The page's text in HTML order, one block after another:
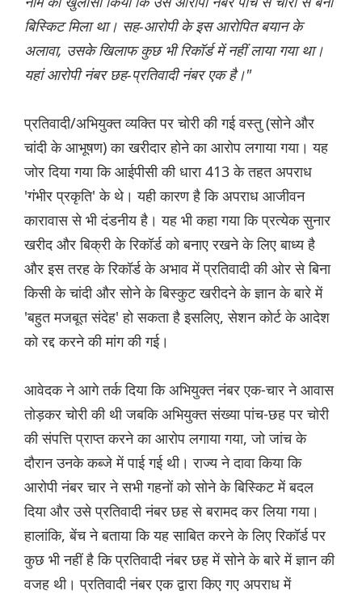
बिस्किट मिला था। सह-आरोपी के इस आरोपित बयान के
अलावा, उसके खिलाफ कुछ भी रिकॉर्ड में नहीं लाया गया था।
यहां आरोपी नंबर छह-प्रतिवादी नंबर एक है।"
प्रतिवादी/अभियुक्त व्यक्ति पर चोरी की गई वस्तु (सोने और
चांदी के आभूषण) का खरीदार होने का आरोप लगाया गया। यह
जोर दिया गया कि आईपीसी की धारा 413 के तहत अपराध
'गंभीर प्रकृति' के थे। यही कारण है कि अपराध आजीवन
कारावास से भी दंडनीय है। यह भी कहा गया कि प्रत्येक सुनार
खरीद और बिक्री के रिकॉर्ड को बनाए रखने के लिए बाध्य है
और इस तरह के रिकॉर्ड के अभाव में प्रतिवादी की ओर से बिना
किसी के चांदी और सोने के बिस्कुट खरीदने के ज्ञान के बारे में
'बहुत मजबूत संदेह' हो सकता है इसलिए, सेशन कोर्ट के आदेश
को रद्द करने की मांग की गई।
आवेदक ने आगे तर्क दिया कि अभियुक्त नंबर एक-चार ने आवास
तोड़कर चोरी की थी जबकि अभियुक्त संख्या पांच-छह पर चोरी
की संपत्ति प्राप्त करने का आरोप लगाया गया, जो जांच के
दौरान उनके कब्जे में पाई गई थी। राज्य ने दावा किया कि
आरोपी नंबर चार ने सभी गहनों को सोने के बिस्किट में बदल
दिया और उसे प्रतिवादी नंबर छह से बरामद कर लिया गया।
हालांकि, बेंच ने बताया कि यह साबित करने के लिए रिकॉर्ड पर
कुछ भी नहीं है कि प्रतिवादी नंबर छह में सोने के बारे में ज्ञान की
वजह थी। प्रतिवादी नंबर एक द्वारा किए गए अपराध में